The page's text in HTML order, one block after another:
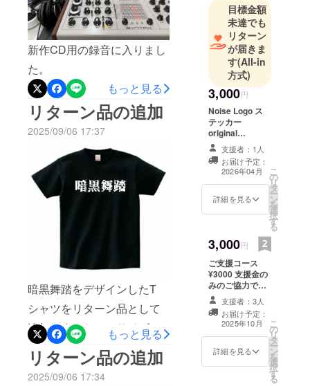
工程の一つです。• 特典
ZINE（小冊子）：【制作
中】• インタビュー形式の内
容で現在制作が進められて
います。アーティストの思
考や背景を深く知ることが
できる、貴重な資料となり
そうです。### 支援者の皆
様へのメッセージ現在、一
刻も早くお届けできるよう
制作に励んでおりますが、
にお時間をいただいている
状況です。「ご支援者の皆
様、お待たせしてしまい大
変申し訳ございません。も
うしばらくお待ちくださ
い」心を込めて制作してお
りますので、お手元に届く
まで今しばらくお待ちいた
新作CD用の録音に入りまし
た。
もっと見る
リターン品の追加
2025/09/06 17:37
暗黒舞踏をデザインしたT
シャツをリターン品として
追加しました。・サイズ展
開：S, M, L,XL ・カラー展
開：黒
もっと見る
リターン品の追加
2025/09/06 17:34
目標金額
未達でも
リターン
が届きま
す(All-in
方式)
3,000円
Noise Logo ス
テッカー
original
zine（カラー印
刷）支援者：1人
お届け予定：
2026年04月
詳細を見る
こ
の
リ
タ
ー
ン
を
選
択
す
る
3,000円
ご支援コース
¥3000 支援金の
みのご協力で
す。リターンは
【お礼のメッ
セージ】となり
ます。 他のコー
スにプラスして
ご支援賜れれば
幸いです。 感謝
支援者：3人
お届け予定：
2025年10月
詳細を見る
こ
の
リ
タ
ー
ン
を
選
択
す
る